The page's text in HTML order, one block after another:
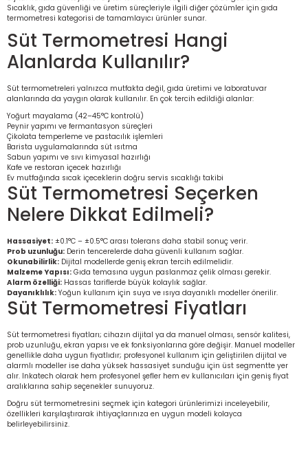
Cihazı
Cihazı
Cihazı
Ölçer
Ölçerler
Sıcaklık, gıda güvenliği ve üretim süreçleriyle ilgili diğer çözümler için gıda
termometresi kategorisi de tamamlayıcı ürünler sunar.
Süt Termometresi Hangi
Alanlarda Kullanılır?
Süt termometreleri yalnızca mutfakta değil, gıda üretimi ve laboratuvar
alanlarında da yaygın olarak kullanılır. En çok tercih edildiği alanlar:
Yoğurt mayalama (42–45°C kontrolü)
Peynir yapımı ve fermantasyon süreçleri
Çikolata temperleme ve pastacılık işlemleri
Barista uygulamalarında süt ısıtma
Sabun yapımı ve sıvı kimyasal hazırlığı
Kafe ve restoran içecek hazırlığı
Ev mutfağında sıcak içeceklerin doğru servis sıcaklığı takibi
Süt Termometresi Seçerken
Nelere Dikkat Edilmeli?
Hassasiyet: ±0.1°C – ±0.5°C arası tolerans daha stabil sonuç verir.
Prob uzunluğu: Derin tencerelerde daha güvenli kullanım sağlar.
Okunabilirlik: Dijital modellerde geniş ekran tercih edilmelidir.
Malzeme Yapısı: Gıda temasına uygun paslanmaz çelik olması gerekir.
Alarm özelliği: Hassas tariflerde büyük kolaylık sağlar.
Dayanıklılık: Yoğun kullanım için suya ve ısıya dayanıklı modeller önerilir.
Süt Termometresi Fiyatları
Süt termometresi fiyatları; cihazın dijital ya da manuel olması, sensör kalitesi,
prob uzunluğu, ekran yapısı ve ek fonksiyonlarına göre değişir. Manuel modeller
genellikle daha uygun fiyatlıdır; profesyonel kullanım için geliştirilen dijital ve
alarmlı modeller ise daha yüksek hassasiyet sunduğu için üst segmentte yer
alır. Inkatech olarak hem profesyonel şefler hem ev kullanıcıları için geniş fiyat
aralıklarına sahip seçenekler sunuyoruz.
Doğru süt termometresini seçmek için kategori ürünlerimizi inceleyebilir,
özellikleri karşılaştırarak ihtiyaçlarınıza en uygun modeli kolayca
belirleyebilirsiniz.